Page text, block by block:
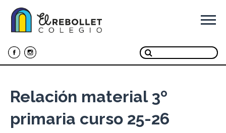
Relación material 3º
primaria curso 25-26